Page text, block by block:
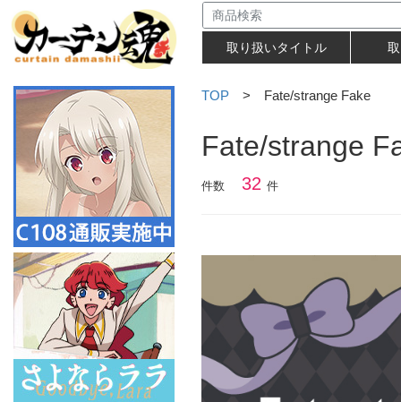
取り扱いタイトル
TOP > Fate/strange Fake
Fate/strange
件数 32 件